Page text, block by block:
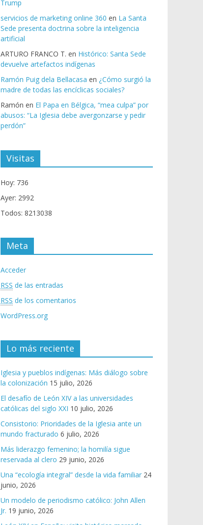
Trump
servicios de marketing online 360 en La Santa
Sede presenta doctrina sobre la inteligencia
artificial
ARTURO FRANCO T. en Histórico: Santa Sede
devuelve artefactos indígenas
Ramón Puig dela Bellacasa en ¿Cómo surgió la
madre de todas las encíclicas sociales?
Ramón en El Papa en Bélgica, “mea culpa” por
abusos: “La Iglesia debe avergonzarse y pedir
perdón”
Visitas
Hoy: 736
Ayer: 2992
Todos: 8213038
Meta
Acceder
RSS de las entradas
RSS de los comentarios
WordPress.org
Lo más reciente
Iglesia y pueblos indígenas: Más diálogo sobre
la colonización 15 julio, 2026
El desafío de León XIV a las universidades
católicas del siglo XXI 10 julio, 2026
Consistorio: Prioridades de la Iglesia ante un
mundo fracturado 6 julio, 2026
Más liderazgo femenino; la homilía sigue
reservada al clero 29 junio, 2026
Una “ecología integral” desde la vida familiar 24
junio, 2026
Un modelo de periodismo católico: John Allen
Jr. 19 junio, 2026